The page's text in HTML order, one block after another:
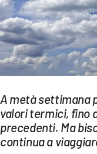
SPORT
Streaming
LAC TV
LAC NETWORK
LAC ONAIR
A metà settimana
valori termici, fino
precedenti. Ma
continua a